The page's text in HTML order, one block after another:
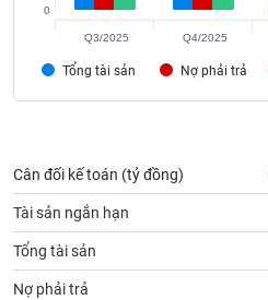
Tổng tài sản Nợ phải trả
0
Q3/2025 Q4/2025
Cân đối kế toán (tỷ đồng)
Tài sản ngắn hạn
Tổng tài sản
Nợ phải trả
Công
Truyền
thông